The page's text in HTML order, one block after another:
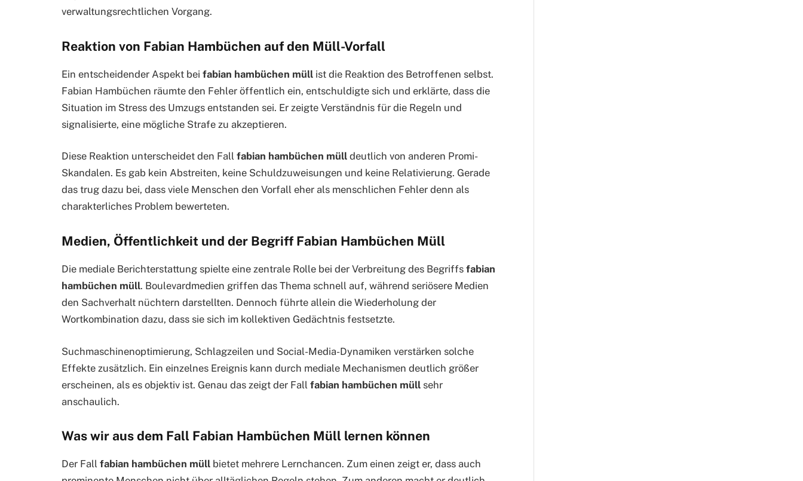
verwaltungsrechtlichen Vorgang.
Reaktion von Fabian Hambüchen auf den Müll-Vorfall
Ein entscheidender Aspekt bei fabian hambüchen müll ist die Reaktion des Betroffenen selbst.
Fabian Hambüchen räumte den Fehler öffentlich ein, entschuldigte sich und erklärte, dass die
Situation im Stress des Umzugs entstanden sei. Er zeigte Verständnis für die Regeln und
signalisierte, eine mögliche Strafe zu akzeptieren.
Diese Reaktion unterscheidet den Fall fabian hambüchen müll deutlich von anderen Promi-
Skandalen. Es gab kein Abstreiten, keine Schuldzuweisungen und keine Relativierung. Gerade
das trug dazu bei, dass viele Menschen den Vorfall eher als menschlichen Fehler denn als
charakterliches Problem bewerteten.
Medien, Öffentlichkeit und der Begriff Fabian Hambüchen Müll
Die mediale Berichterstattung spielte eine zentrale Rolle bei der Verbreitung des Begriffs fabian
hambüchen müll. Boulevardmedien griffen das Thema schnell auf, während seriösere Medien
den Sachverhalt nüchtern darstellten. Dennoch führte allein die Wiederholung der
Wortkombination dazu, dass sie sich im kollektiven Gedächtnis festsetzte.
Suchmaschinenoptimierung, Schlagzeilen und Social-Media-Dynamiken verstärken solche
Effekte zusätzlich. Ein einzelnes Ereignis kann durch mediale Mechanismen deutlich größer
erscheinen, als es objektiv ist. Genau das zeigt der Fall fabian hambüchen müll sehr
anschaulich.
Was wir aus dem Fall Fabian Hambüchen Müll lernen können
Der Fall fabian hambüchen müll bietet mehrere Lernchancen. Zum einen zeigt er, dass auch